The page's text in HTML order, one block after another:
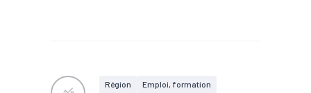
#Recrutement
#Services
Région Emploi, formation